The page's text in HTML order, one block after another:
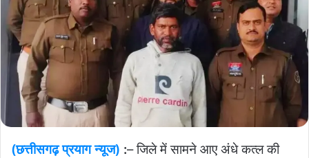
(छत्तीसगढ़ प्रयाग न्यूज) :– जिले में सामने आए अंधे कत्ल की